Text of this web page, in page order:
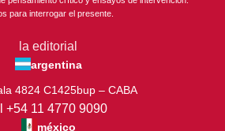
para interrogar el presente.
la editorial
argentina
4824 C1425bup – CABA
+54 11 4770 9090
méxico